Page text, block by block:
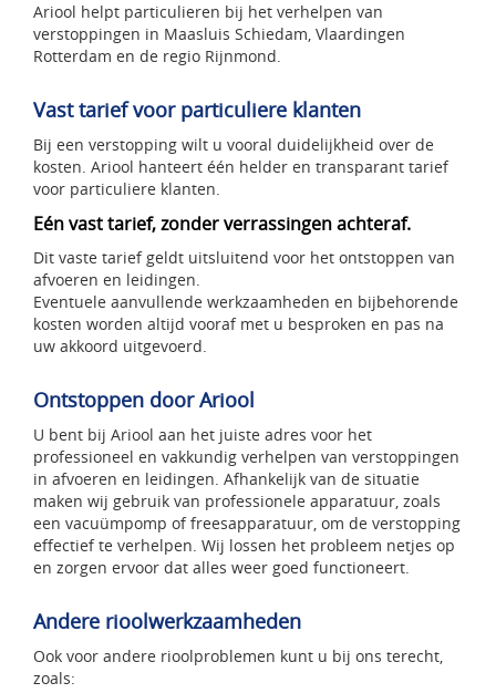
Ariool helpt particulieren bij het verhelpen van
verstoppingen in Maasluis Schiedam, Vlaardingen
Rotterdam en de regio Rijnmond.
Vast tarief voor particuliere klanten
Bij een verstopping wilt u vooral duidelijkheid over de
kosten. Ariool hanteert één helder en transparant tarief
voor particuliere klanten.
Eén vast tarief, zonder verrassingen achteraf.
Dit vaste tarief geldt uitsluitend voor het ontstoppen van
afvoeren en leidingen.
Eventuele aanvullende werkzaamheden en bijbehorende
kosten worden altijd vooraf met u besproken en pas na
uw akkoord uitgevoerd.
Ontstoppen door Ariool
U bent bij Ariool aan het juiste adres voor het
professioneel en vakkundig verhelpen van verstoppingen
in afvoeren en leidingen. Afhankelijk van de situatie
maken wij gebruik van professionele apparatuur, zoals
een vacuümpomp of freesapparatuur, om de verstopping
effectief te verhelpen. Wij lossen het probleem netjes op
en zorgen ervoor dat alles weer goed functioneert.
Andere rioolwerkzaamheden
Ook voor andere rioolproblemen kunt u bij ons terecht,
zoals: